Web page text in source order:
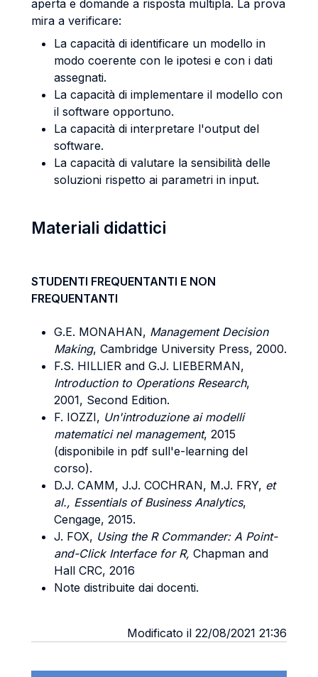
aperta e domande a risposta multipla. La prova
mira a verificare:
La capacità di identificare un modello in
modo coerente con le ipotesi e con i dati
assegnati.
La capacità di implementare il modello con
il software opportuno.
La capacità di interpretare l'output del
software.
La capacità di valutare la sensibilità delle
soluzioni rispetto ai parametri in input.
Materiali didattici
STUDENTI FREQUENTANTI E NON
FREQUENTANTI
G.E. MONAHAN, Management Decision
Making, Cambridge University Press, 2000.
F.S. HILLIER and G.J. LIEBERMAN,
Introduction to Operations Research,
2001, Second Edition.
F. IOZZI, Un'introduzione ai modelli
matematici nel management, 2015
(disponibile in pdf sull'e-learning del
corso).
D.J. CAMM, J.J. COCHRAN, M.J. FRY, et
al., Essentials of Business Analytics,
Cengage, 2015.
J. FOX, Using the R Commander: A Point-
and-Click Interface for R, Chapman and
Hall CRC, 2016
Note distribuite dai docenti.
Modificato il 22/08/2021 21:36